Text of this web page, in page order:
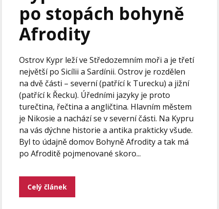
po stopách bohyně
Afrodity
Ostrov Kypr leží ve Středozemním moři a je třetí
největší po Sicílii a Sardínii. Ostrov je rozdělen
na dvě části – severní (patřící k Turecku) a jižní
(patřící k Řecku). Úředními jazyky je proto
turečtina, řečtina a angličtina. Hlavním městem
je Nikosie a nachází se v severní části. Na Kypru
na vás dýchne historie a antika prakticky všude.
Byl to údajně domov Bohyně Afrodity a tak má
po Afroditě pojmenované skoro...
Celý článek